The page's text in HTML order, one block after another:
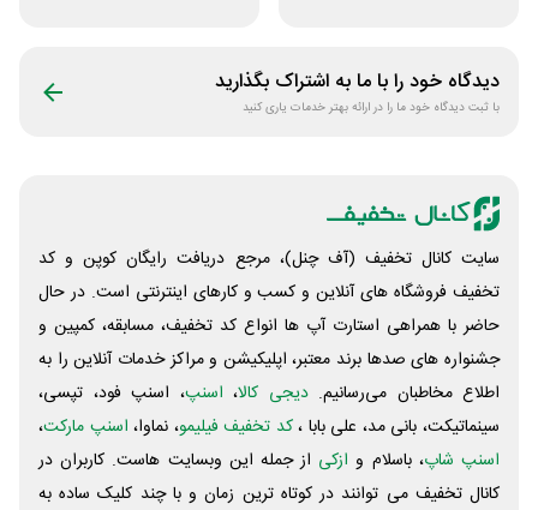
دیدگاه خود را با ما به اشتراک بگذارید
با ثبت دیدگاه خود ما را در ارائه بهتر خدمات یاری کنید
سایت کانال تخفیف (آف چنل)، مرجع دریافت رایگان کوپن و کد
تخفیف فروشگاه های آنلاین و کسب و‌ کارهای اینترنتی است. در حال
حاضر با همراهی استارت آپ ها انواع کد تخفیف، مسابقه، کمپین و
جشنواره های صدها برند معتبر، اپلیکیشن و مراکز خدمات آنلاین را به
اطلاع مخاطبان می‌رسانیم. دیجی کالا، اسنپ، اسنپ فود، تپسی،
سینماتیکت، بانی مد، علی‌ بابا ،کد تخفیف فیلیمو، نماوا، اسنپ مارکت،
اسنپ شاپ، باسلام و ازکی از جمله این وبسایت ‌هاست. کاربران در
کانال تخفیف می توانند در کوتاه ترین زمان و با چند کلیک ساده به